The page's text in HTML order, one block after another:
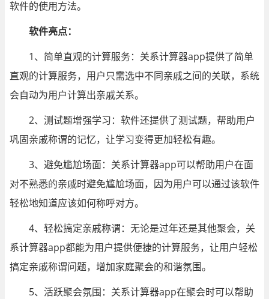
软件的使用方法。
软件亮点：
1、简单直观的计算服务：关系计算器app提供了简单
直观的计算服务，用户只需选中不同亲戚之间的关联，系统
会自动为用户计算出亲戚关系。
2、测试题增强学习：软件还提供了测试题，帮助用户
巩固亲戚称谓的记忆，让学习变得更加轻松有趣。
3、避免尴尬场面：关系计算器app可以帮助用户在面
对不熟悉的亲戚时避免尴尬场面，因为用户可以通过该软件
轻松地知道应该如何称呼对方。
4、轻松搞定亲戚称谓：无论是过年还是其他聚会，关
系计算器app都能为用户提供便捷的计算服务，让用户轻松
搞定亲戚称谓问题，增加家庭聚会的和谐氛围。
5、活跃聚会氛围：关系计算器app在聚会时可以帮助